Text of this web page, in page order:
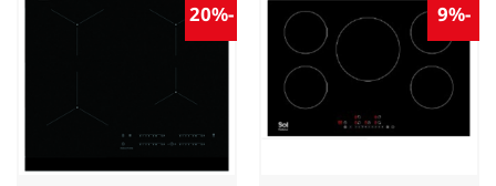
-9%
מוצר
במועדפים
-20%